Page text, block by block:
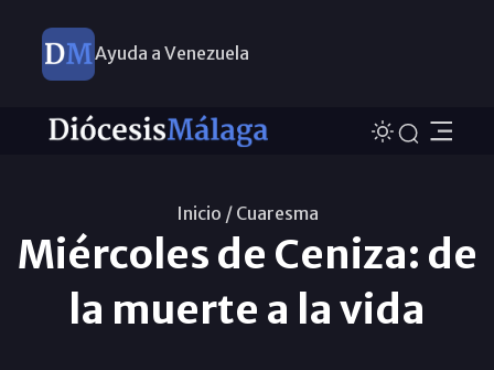
Ayuda a Venezuela
Inicio / Cuaresma
Miércoles de Ceniza: de
la muerte a la vida